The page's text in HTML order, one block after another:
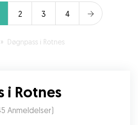
de timene det varte.
2 3 4
» Døgnpass i Rotnes
i Rotnes
Anmeldelser)